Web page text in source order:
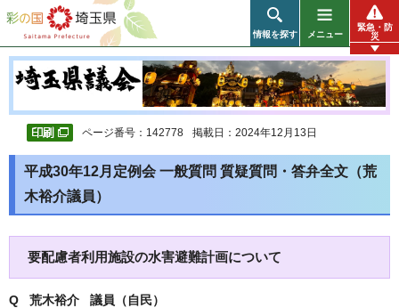
彩の国 埼玉県
情報を探す メニュー
緊急・防
災
ページ番号：142778 掲載日：2024年12月13日
平成30年12月定例会 一般質問 質疑質問・答弁全文（荒
木裕介議員）
要配慮者利用施設の水害避難計画について
Q 荒木裕介 議員（自民）